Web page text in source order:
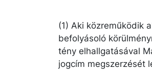
(1) Aki közreműködik
befolyásoló
tény elhallgatásával
jogcím megszerzését